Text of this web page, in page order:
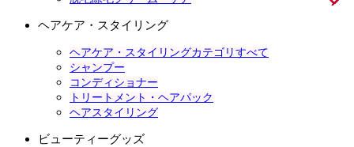
ヘアケア・スタイリング
ヘアケア・スタイリングカテゴリすべて
シャンプー
コンディショナー
トリートメント・ヘアパック
ヘアスタイリング
ビューティーグッズ